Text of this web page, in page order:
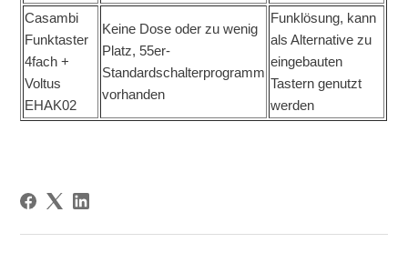
Casambi
Funktaster
4fach +
Voltus
EHAK02
Keine Dose oder zu wenig
Platz, 55er-
Standardschalterprogramm
vorhanden
Funklösung, kann
als Alternative zu
eingebauten
Tastern genutzt
werden